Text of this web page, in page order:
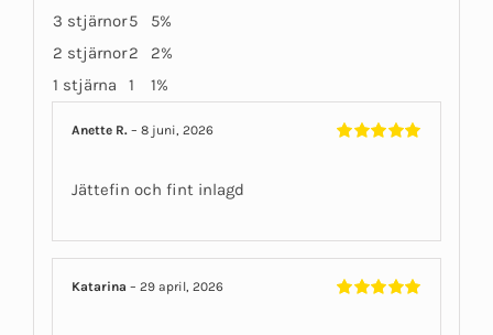
3 stjärnor5
5%
2 stjärnor2
2%
1 stjärna
1 1%
Anette R.– 8 juni, 2026
Jättefin och fint inlagd
Katarina– 29 april, 2026